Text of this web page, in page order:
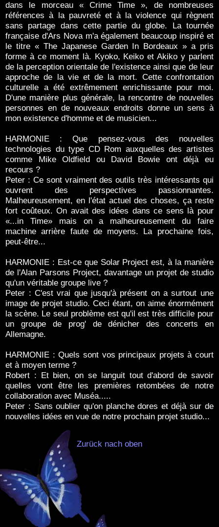
dans le morceau « Crime Time », de nombreuses
références à la pauvreté et à la violence qui règnent
sans partage dans cette partie du globe. La tournée
française d'Ars Nova m'a également beaucoup inspiré et
le titre « The Japanese Garden In Bordeaux » a pris
forme à ce moment là. Kyoko, Keiko et Akiko y parlent
de la perception orientale de l'existence ainsi que de leur
approche de la vie et de la mort. Cette confrontation
culturelle a été extrêmement enrichissante pour moi.
D'une manière plus générale, la rencontre de nouvelles
personnes en de nouveaux endroits donne un sens à
mon existence d'homme et de musicien...
HARMONIE : Que pensez-vous des nouvelles
technologies du type CD Rom auxquelles des artistes
comme Mike Oldfield ou David Bowie ont déjà eu
recours ?
Peter : Ce sont vraiment des outils très intéressants qui
ouvrent des perspectives passionnantes.
Malheureusement, en l'état actuel des choses, ça reste
fort coûteux. On avait des idées dans ce sens là pour
«...in Time» mais on a malheureusement du faire
machine arrière faute de moyens. La prochaine fois,
peut-être...
HARMONIE : Est-ce que Solar Project est, à la manière
de l'Alan Parsons Project, davantage un projet de studio
qu'un véritable groupe live ?
Peter : C'est vrai que jusqu'à présent on a surtout une
image de projet studio. Ceci étant, on aime énormément
la scène. Le seul problème est qu'il est très difficile pour
un groupe de prog' de dénicher des concerts en
Allemagne.
HARMONIE : Quels sont vos principaux projets à court
et à moyen terme ?
Robert : Et bien, on se languit tout d'abord de savoir
quelles vont être les premières retombées de notre
collaboration avec Muséa.....
Peter : Sans oublier qu'on planche dores et déjà sur de
nouvelles idées en vue de notre prochain projet studio...
Zurück nach oben